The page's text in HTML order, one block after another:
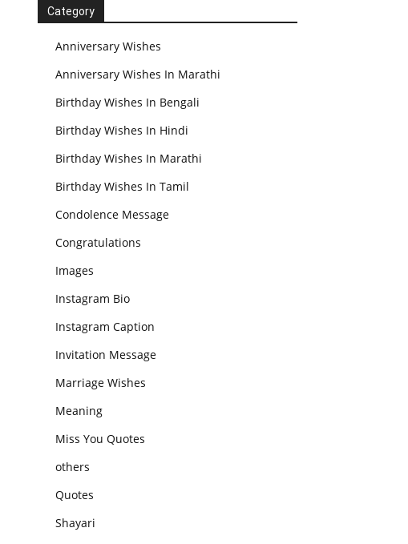
Category
Anniversary Wishes
Anniversary Wishes In Marathi
Birthday Wishes In Bengali
Birthday Wishes In Hindi
Birthday Wishes In Marathi
Birthday Wishes In Tamil
Condolence Message
Congratulations
Images
Instagram Bio
Instagram Caption
Invitation Message
Marriage Wishes
Meaning
Miss You Quotes
others
Quotes
Shayari